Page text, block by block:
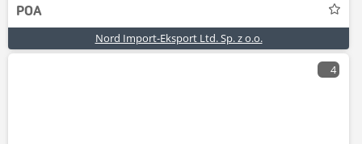
POA
Nord Import-Eksport Ltd. Sp. z o.o.
4